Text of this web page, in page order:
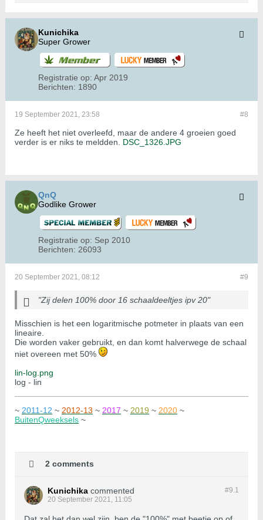
Kunichika
Super Grower
Registratie op: Apr 2019
Berichten: 1890
#8
19 September 2021, 23:58
Ze heeft het niet overleefd, maar de andere 4 groeien goed
verder is er niks te meldden. DSC_1326.JPG
QnQ
Godlike Grower
Registratie op: Sep 2010
Berichten: 26093
#9
20 September 2021, 08:12
"Zij delen 100% door 16 schaaldeeltjes ipv 20"
Misschien is het een logaritmische potmeter in plaats van een
lineaire.
Die worden vaker gebruikt, en dan komt halverwege de schaal
niet overeen met 50%
lin-log.png
log - lin
~ 2011-12 ~ 2012-13 ~ 2017 ~ 2019 ~ 2020 ~
BuitenQweeksels ~
2 comments
#9.1
Kunichika commented
20 September 2021, 11:05